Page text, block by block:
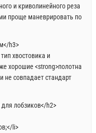
и криволинейного реза
проще маневрировать по
h3>
хвостовика и
хорошие <strong>полотна
не совпадает стандарт
лобзиков</h2>
li>